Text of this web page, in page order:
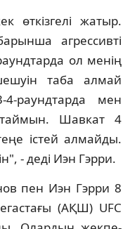
өткізгелі жатыр.
агрессивті
ол менің
таба алмай
4-раундтарда мен
Шавкат 4
істей алмайды.
- деді Иэн Гэрри.
пен Иэн Гэрри 8
(АҚШ) UFC